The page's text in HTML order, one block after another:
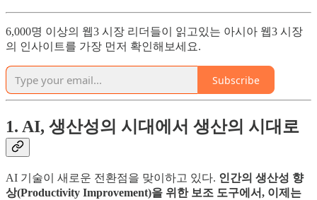
6,000명 이상의 웹3 시장 리더들이 읽고있는 아시아 웹3 시장
의 인사이트를 가장 먼저 확인해보세요.
Subscribe
1. AI, 생산성의 시대에서 생산의 시대로
AI 기술이 새로운 전환점을 맞이하고 있다. 인간의 생산성 향
상(Productivity Improvement)을 위한 보조 도구에서, 이제는